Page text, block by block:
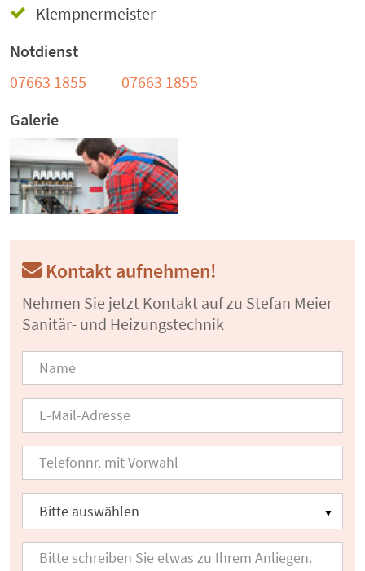
Klempnermeister
Notdienst
07663 1855
07663 1855
Galerie
Kontakt aufnehmen!
Nehmen Sie jetzt Kontakt auf zu Stefan Meier
Sanitär- und Heizungstechnik